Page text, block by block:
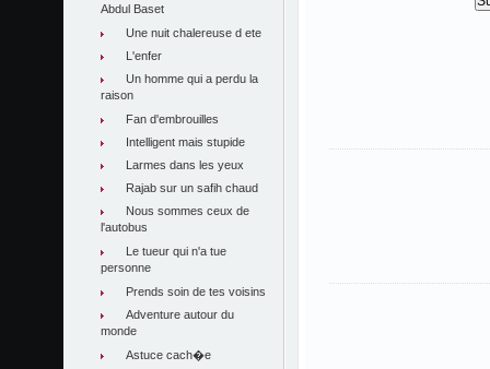
Abdul Baset
Une nuit chalereuse d ete
L'enfer
Un homme qui a perdu la
raison
Fan d'embrouilles
Intelligent mais stupide
Larmes dans les yeux
Rajab sur un safih chaud
Nous sommes ceux de
l'autobus
Le tueur qui n'a tue
personne
Prends soin de tes voisins
Adventure autour du
monde
Astuce cach�e